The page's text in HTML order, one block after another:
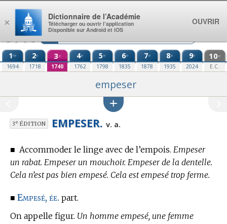
Aller au contenu
1re
1694
2e
1718
3e
1740
4e
1762
5e
1798
6e
1835
7e
1878
8e
1935
9e
2024
10e
E.C.
empeser
3eÉDITION EMPESER. v. a.
■ Accommoder le linge avec de l’empois. Empeser
un rabat. Empeser un mouchoir. Empeser de la dentelle.
Cela n’est pas bien empesé. Cela est empesé trop ferme.
■ Empesé, ée. part.
On appelle figur. Un homme empesé, une femme
×
Dictionnaire de l’Académie
Télécharger ou ouvrir l’application
Disponible sur Android et iOS
OUVRIR